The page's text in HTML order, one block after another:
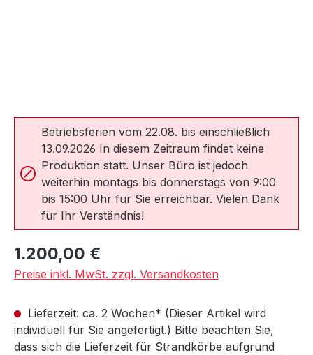
Betriebsferien vom 22.08. bis einschließlich
13.09.2026 In diesem Zeitraum findet keine
Produktion statt. Unser Büro ist jedoch
weiterhin montags bis donnerstags von 9:00
bis 15:00 Uhr für Sie erreichbar. Vielen Dank
für Ihr Verständnis!
Regulärer Preis:
1.200,00 €
Preise inkl. MwSt. zzgl. Versandkosten
Lieferzeit: ca. 2 Wochen* (Dieser Artikel wird
individuell für Sie angefertigt.) Bitte beachten Sie,
dass sich die Lieferzeit für Strandkörbe aufgrund